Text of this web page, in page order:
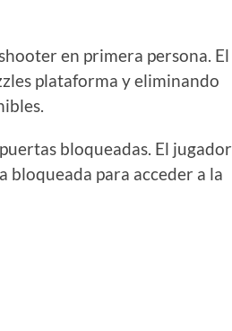
en primera persona. El
plataforma y eliminando
bloqueadas. El jugador
bloqueada para acceder a la